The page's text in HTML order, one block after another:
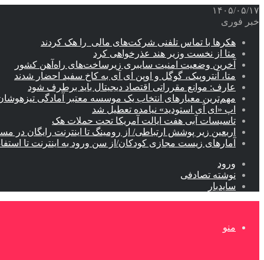
۱۴۰۵/۰۵/۱۷
خبر فوری
هکرها با تماس تلفنی شرکت‌های مالی را هک کردند
متا از نخست وزیر هند عذرخواهی کرد
آخرین وضعیت امنیت سایبری زیرساخت‌های راه‌آهن کشور
متا، آنتروپیک، گوگل و اوپن ای آی به کاخ سفید احضار شدند
عارف: موانع مقرراتی اقتصاد دیجیتال باید برطرف شود
مهم‌ترین معیارهای انتخاب یک موسسه معتبر آمادگی
اپ «ای آی استودید» نیامده تعطیل شد
تاسیسات آبی هفت ایالت آمریکا تحت حملات هک
اربعین زیر پوشش ارتباطی/ از رومینگ تا اینترنت رایگان در
آمارهای زیست مجازی کودکان/از سن ورود به اینترنت تا
ورود
نوشته تصادفی
سایدبار
منو